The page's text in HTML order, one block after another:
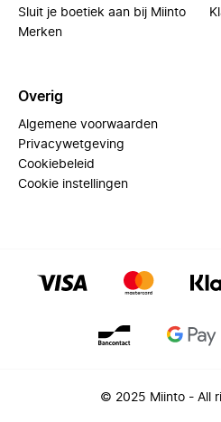
Sluit je boetiek aan bij Miinto
Merken
Overig
Algemene voorwaarden
Privacywetgeving
Cookiebeleid
Cookie instellingen
© 2025 Miinto - All